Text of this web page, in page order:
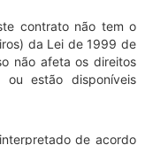
contrato não tem o
da Lei de 1999 de
não afeta os direitos
estão disponíveis
de acordo